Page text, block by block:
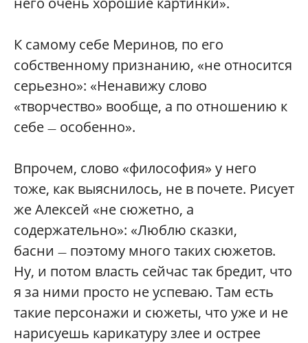
К самому себе Меринов, по его
собственному признанию, «не относится
серьезно»: «Ненавижу слово
«творчество» вообще, а по отношению к
себе — особенно».
Впрочем, слово «философия» у него
тоже, как выяснилось, не в почете. Рисует
же Алексей «не сюжетно, а
содержательно»: «Люблю сказки,
басни — поэтому много таких сюжетов.
Ну, и потом власть сейчас так бредит, что
я за ними просто не успеваю. Там есть
такие персонажи и сюжеты, что уже и не
нарисуешь карикатуру злее и острее